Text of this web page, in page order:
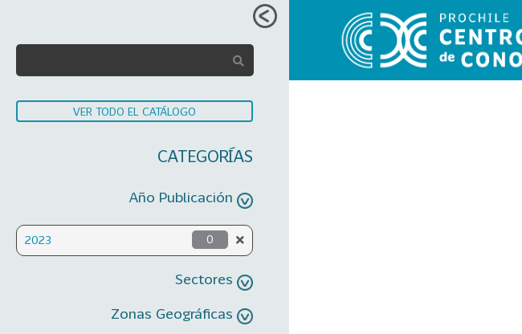
VER TODO EL CATÁLOGO
CATEGORÍAS
Año Publicación
2023 0
Sectores
Zonas Geográficas